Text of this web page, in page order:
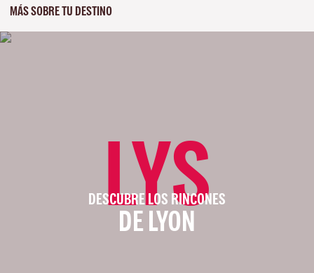
MÁS SOBRE TU DESTINO
LYS
DESCUBRE LOS RINCONES
DE LYON